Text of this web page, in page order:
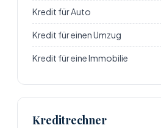
Kredit für Auto
Kredit für einen Umzug
Kredit für eine Immobilie
Kreditrechner